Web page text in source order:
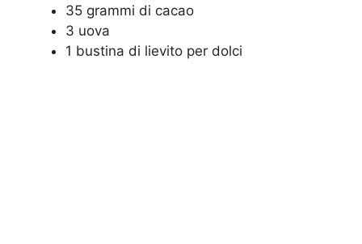
35 grammi di cacao
3 uova
1 bustina di lievito per dolci